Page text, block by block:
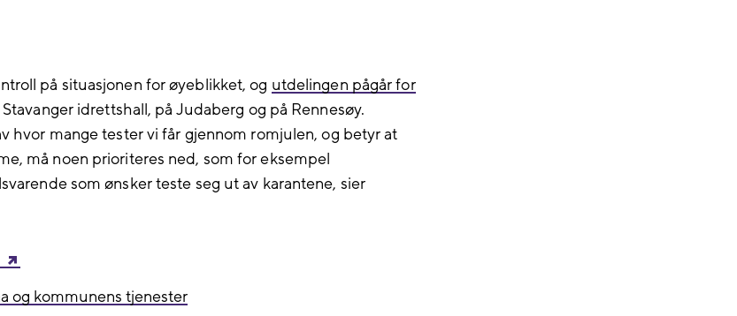
på situasjonen for øyeblikket, og utdelingen pågår for
idrettshall, på Judaberg og på Rennesøy.
hvor mange tester vi får gjennom romjulen, og betyr at
må noen prioriteres ned, som for eksempel
som ønsker teste seg ut av karantene, sier
og kommunens tjenester